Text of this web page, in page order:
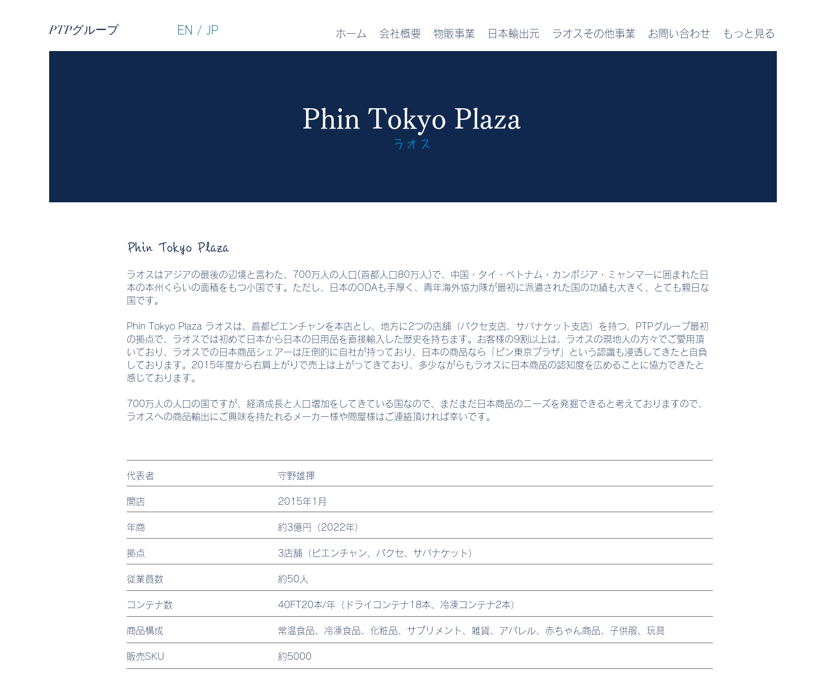
PTPグループ ホーム 会社概要 物販事業 日本輸出元 ラオスその他事業 お問い合わせ もっと見る
EN / JP
Phin Tokyo Plaza
ラオス
Phin Tokyo Plaza
ラオスはアジアの最後の辺境と言わた、700万人の人口(首都人口80万人)で、中国・タイ・ベトナム・カンボジア・ミャンマーに囲まれた日
本の本州くらいの面積をもつ小国です。ただし、日本のODAも手厚く、青年海外協力隊が最初に派遣された国の功績も大きく、とても親日な
国です。
Phin Tokyo Plaza ラオスは、首都ビエンチャンを本店とし、地方に2つの店舗（パクセ支店、サバナケット支店）を持つ、PTPグループ最初
の拠点で、ラオスでは初めて日本から日本の日用品を直接輸入した歴史を持ちます。お客様の9割以上は、ラオスの現地人の方々でご愛用頂
いており、ラオスでの日本商品シェアーは圧倒的に自社が持っており、日本の商品なら「ピン東京プラザ」という認識も浸透してきたと自負
しております。2015年度から右肩上がりで売上は上がってきており、多少ながらもラオスに日本商品の認知度を広めることに協力できたと
感じております。
700万人の人口の国ですが、経済成長と人口増加をしてきている国なので、まだまだ日本商品のニーズを発掘できると考えておりますので、
ラオスへの商品輸出にご興味を持たれるメーカー様や問屋様はご連絡頂ければ幸いです。
守野雄揮
2015年1月
約3億円（2022年）
3店舗（ビエンチャン、パクセ、サバナケット）
約50人
40FT20本/年（ドライコンテナ18本、冷凍コンテナ2本）
常温食品、冷凍食品、化粧品、サプリメント、雑貨、アパレル、赤ちゃん商品、子供服、玩具
約5000
代表者
開店
年商
拠点
従業員数
コンテナ数
商品構成
販売SKU